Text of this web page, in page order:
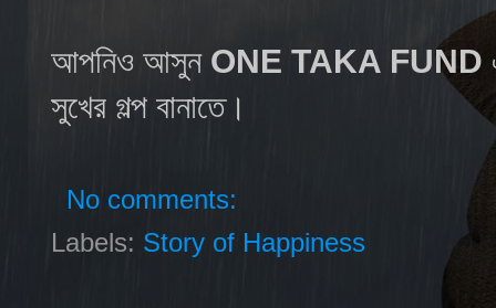
আপনিও আসুন ONE TAKA FUND
সুখের গল্প বানাতে।
No comments:
Labels: Story of Happiness